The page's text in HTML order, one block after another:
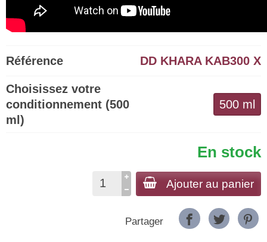
Référence DD KHARA KAB300 X
Choisissez votre
conditionnement (500
ml)
500 ml
En stock
Ajouter au panier
Partager